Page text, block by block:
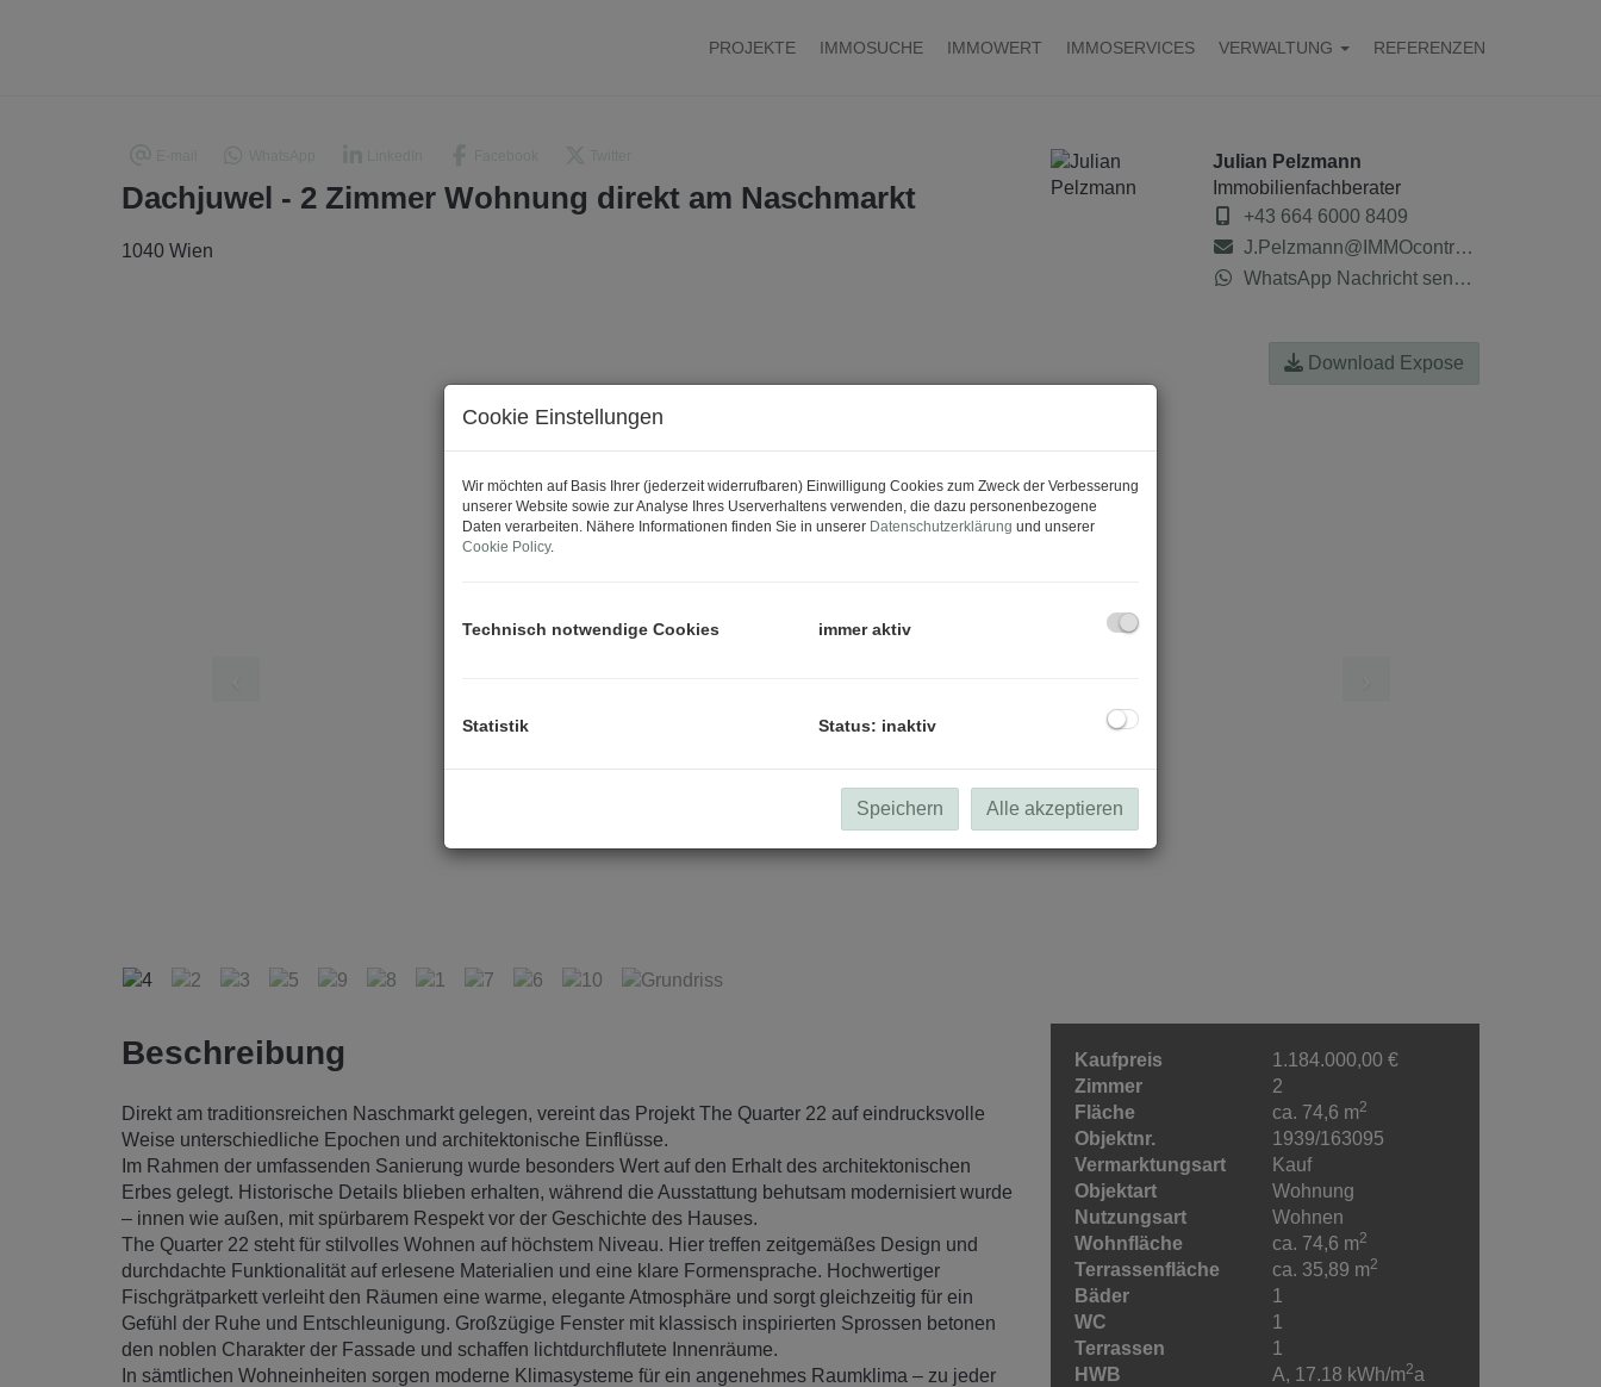
PROJEKTE IMMOSUCHE IMMOWERT IMMOSERVICES VERWALTUNG REFERENZEN
Dachjuwel - 2 Zimmer Wohnung direkt am Naschmarkt
1040 Wien
Julian Pelzmann
Immobilienfachberater
+43 664 6000 8409
J.Pelzmann@IMMOcontract.at
WhatsApp Nachricht senden
Download Expose
Beschreibung
Direkt am traditionsreichen Naschmarkt gelegen, vereint das Projekt The Quarter 22 auf eindrucksvolle
Weise unterschiedliche Epochen und architektonische Einflüsse.
Im Rahmen der umfassenden Sanierung wurde besonders Wert auf den Erhalt des architektonischen
Erbes gelegt. Historische Details blieben erhalten, während die Ausstattung behutsam modernisiert wurde
– innen wie außen, mit spürbarem Respekt vor der Geschichte des Hauses.
The Quarter 22 steht für stilvolles Wohnen auf höchstem Niveau. Hier treffen zeitgemäßes Design und
durchdachte Funktionalität auf erlesene Materialien und eine klare Formensprache. Hochwertiger
Fischgrätparkett verleiht den Räumen eine warme, elegante Atmosphäre und sorgt gleichzeitig für ein
Gefühl der Ruhe und Entschleunigung. Großzügige Fenster mit klassisch inspirierten Sprossen betonen
den noblen Charakter der Fassade und schaffen lichtdurchflutete Innenräume.
In sämtlichen Wohneinheiten sorgen moderne Klimasysteme für ein angenehmes Raumklima – zu jeder
Kaufpreis
1.184.000,00 €
Zimmer
2
Fläche
ca. 74,6 m2
Objektnr.
1939/163095
Vermarktungsart
Kauf
Objektart
Wohnung
Nutzungsart
Wohnen
Wohnfläche
ca. 74,6 m2
Terrassenfläche ca. 35,89 m2
Bäder
1
WC
1
Terrassen
1
HWB
A, 17.18 kWh/m2a
Cookie Einstellungen
Wir möchten auf Basis Ihrer (jederzeit widerrufbaren) Einwilligung Cookies zum Zweck der Verbesserung
unserer Website sowie zur Analyse Ihres Userverhaltens verwenden, die dazu personenbezogene
Daten verarbeiten. Nähere Informationen finden Sie in unserer Datenschutzerklärung und unserer
Cookie Policy.
Technisch notwendige Cookies immer aktiv
Statistik Status: inaktiv
Speichern Alle akzeptieren